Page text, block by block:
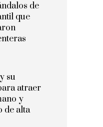
de
que
su
atraer
y
de alta